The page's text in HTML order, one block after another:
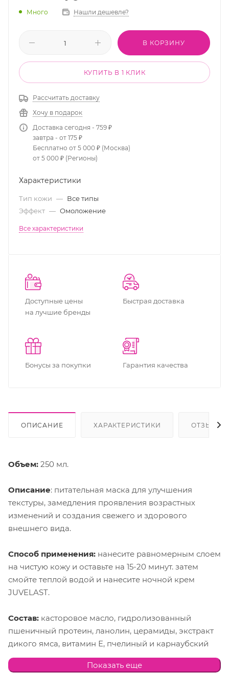
Много Нашли дешевле?
В КОРЗИНУ
КУПИТЬ В 1 КЛИК
Рассчитать доставку
Хочу в подарок
Доставка сегодня - 759 ₽
завтра - от 175 ₽
Бесплатно от 5 000 ₽ (Москва)
от 5 000 ₽ (Регионы)
Характеристики
Тип кожи — Все типы
Эффект — Омоложение
Все характеристики
Доступные цены
на лучшие бренды
Быстрая доставка
Бонусы за покупки Гарантия качества
ОПИСАНИЕ ХАРАКТЕРИСТИКИ ОТЗЫВЫ
Объем: 250 мл.
Описание: питательная маска для улучшения
текстуры, замедления проявления возрастных
изменений и создания свежего и здорового
внешнего вида.
Способ применения: нанесите равномерным слоем
на чистую кожу и оставьте на 15-20 минут. затем
смойте теплой водой и нанесите ночной крем
JUVELAST.
Состав: касторовое масло, гидролизованный
пшеничный протеин, ланолин, церамиды, экстракт
дикого ямса, витамин Е, пчелиный и карнаубский
воск, стеролы сои, линолевая и линоленовая
кислоты, витамин А. WATER (AQUA),
Показать еще